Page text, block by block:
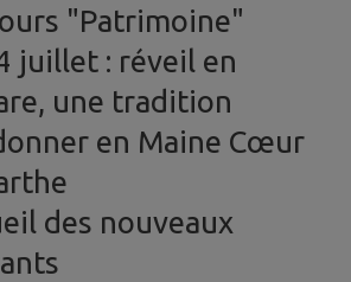
"Patrimoine"
juillet : réveil en
une tradition
en Maine Cœur
des nouveaux